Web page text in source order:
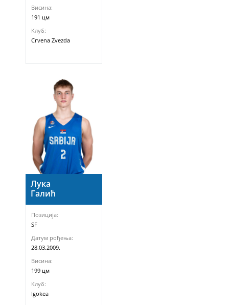
Висина:
191 цм
Клуб:
Crvena Zvezda
Лука
Галић
Позиција:
SF
Датум рођења:
28.03.2009.
Висина:
199 цм
Клуб:
Igokea